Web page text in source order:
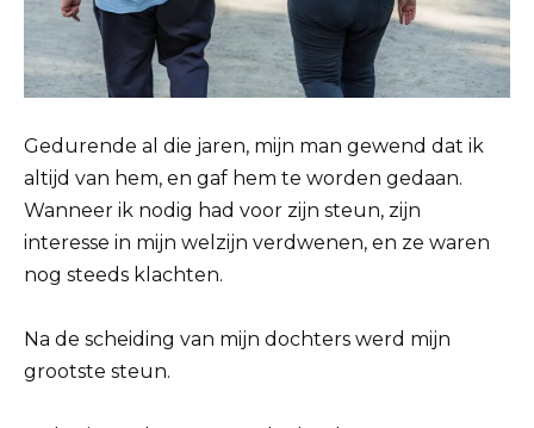
Gedurende al die jaren, mijn man gewend dat ik
altijd van hem, en gaf hem te worden gedaan.
Wanneer ik nodig had voor zijn steun, zijn
interesse in mijn welzijn verdwenen, en ze waren
nog steeds klachten.
Na de scheiding van mijn dochters werd mijn
grootste steun.